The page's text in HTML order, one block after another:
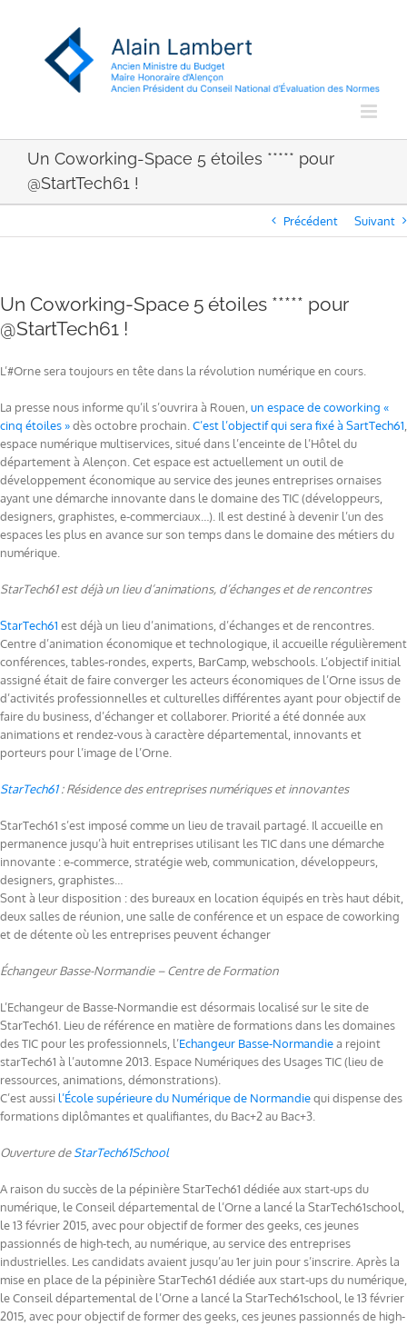
Un Coworking-Space 5 étoiles ***** pour
@StartTech61 !
Précédent Suivant
Un Coworking-Space 5 étoiles ***** pour
@StartTech61 !
L’#Orne sera toujours en tête dans la révolution numérique en cours.
La presse nous informe qu’il s’ouvrira à Rouen, un espace de coworking «
cinq étoiles »dès octobre prochain. C’est l’objectif qui sera fixé à SartTech61
espace numérique multiservices, situé dans l’enceinte de l’Hôtel du
département à Alençon. Cet espace est actuellement un outil de
développement économique au service des jeunes entreprises ornaises
ayant une démarche innovante dans le domaine des TIC (développeurs,
designers, graphistes, e-commerciaux…). Il est destiné à devenir l’un des
espaces les plus en avance sur son temps dans le domaine des métiers du
numérique.
StarTech61 est déjà un lieu d’animations, d’échanges et de rencontres
StarTech61 est déjà un lieu d’animations, d’échanges et de rencontres.
Centre d’animation économique et technologique, il accueille régulièrement
conférences, tables-rondes, experts, BarCamp, webschools. L’objectif initial
assigné était de faire converger les acteurs économiques de l’Orne issus de
d’activités professionnelles et culturelles différentes ayant pour objectif de
faire du business, d’échanger et collaborer. Priorité a été donnée aux
animations et rendez-vous à caractère départemental, innovants et
porteurs pour l’image de l’Orne.
StarTech61: Résidence des entreprises numériques et innovantes
StarTech61 s’est imposé comme un lieu de travail partagé. Il accueille en
permanence jusqu’à huit entreprises utilisant les TIC dans une démarche
innovante : e-commerce, stratégie web, communication, développeurs,
designers, graphistes…
Sont à leur disposition : des bureaux en location équipés en très haut débit,
deux salles de réunion, une salle de conférence et un espace de coworking
et de détente où les entreprises peuvent échanger
Échangeur Basse-Normandie – Centre de Formation
L’Echangeur de Basse-Normandie est désormais localisé sur le site de
StarTech61. Lieu de référence en matière de formations dans les domaines
des TIC pour les professionnels, l’Echangeur Basse-Normandiea rejoint
starTech61 à l’automne 2013. Espace Numériques des Usages TIC (lieu de
ressources, animations, démonstrations).
C’est aussi l’École supérieure du Numérique de Normandiequi dispense des
formations diplômantes et qualifiantes, du Bac+2 au Bac+3.
Ouverture deStarTech61School
A raison du succès de la pépinière StarTech61 dédiée aux start-ups du
numérique, le Conseil départemental de l’Orne a lancé la StarTech61school,
le 13 février 2015, avec pour objectif de former des geeks, ces jeunes
passionnés de high-tech, au numérique, au service des entreprises
industrielles. Les candidats avaient jusqu’au 1er juin pour s’inscrire. Après la
mise en place de la pépinière StarTech61 dédiée aux start-ups du numérique,
le Conseil départemental de l’Orne a lancé la StarTech61school, le 13 février
2015, avec pour objectif de former des geeks, ces jeunes passionnés de high-